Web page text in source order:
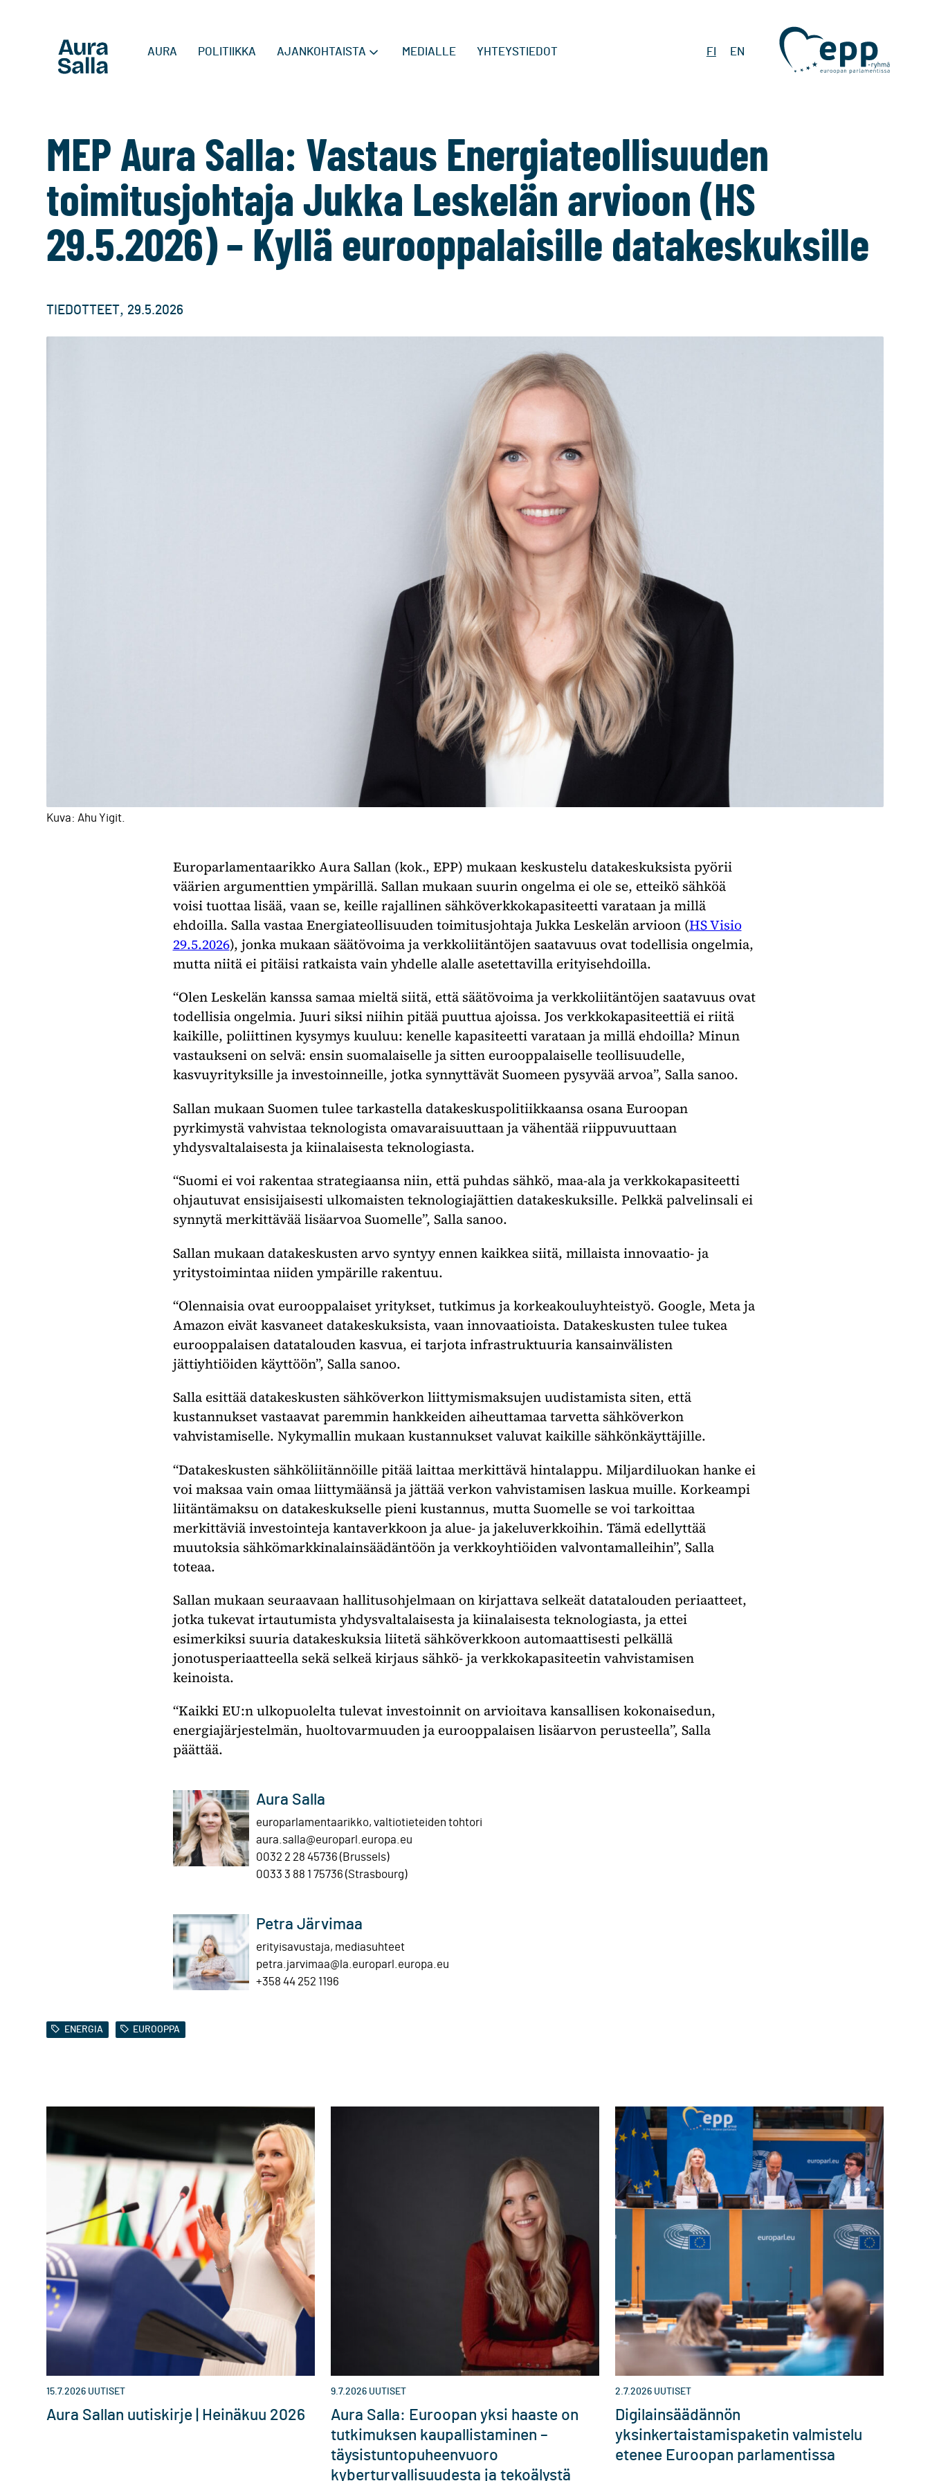
AURA POLITIIKKA AJANKOHTAISTA MEDIALLE YHTEYSTIEDOT FI EN
MEP Aura Salla: Vastaus Energiateollisuuden
toimitusjohtaja Jukka Leskelän arvioon (HS
29.5.2026) – Kyllä eurooppalaisille datakeskuksille
TIEDOTTEET , 29.5.2026
Kuva: Ahu Yigit.
Europarlamentaarikko Aura Sallan (kok., EPP) mukaan keskustelu datakeskuksista pyörii
väärien argumenttien ympärillä. Sallan mukaan suurin ongelma ei ole se, etteikö sähköä
voisi tuottaa lisää, vaan se, keille rajallinen sähköverkkokapasiteetti varataan ja millä
ehdoilla. Salla vastaa Energiateollisuuden toimitusjohtaja Jukka Leskelän arvioon (HS Visio
29.5.2026), jonka mukaan säätövoima ja verkkoliitäntöjen saatavuus ovat todellisia ongelmia,
mutta niitä ei pitäisi ratkaista vain yhdelle alalle asetettavilla erityisehdoilla.
“Olen Leskelän kanssa samaa mieltä siitä, että säätövoima ja verkkoliitäntöjen saatavuus ovat
todellisia ongelmia. Juuri siksi niihin pitää puuttua ajoissa. Jos verkkokapasiteettiä ei riitä
kaikille, poliittinen kysymys kuuluu: kenelle kapasiteetti varataan ja millä ehdoilla? Minun
vastaukseni on selvä: ensin suomalaiselle ja sitten eurooppalaiselle teollisuudelle,
kasvuyrityksille ja investoinneille, jotka synnyttävät Suomeen pysyvää arvoa”, Salla sanoo.
Sallan mukaan Suomen tulee tarkastella datakeskuspolitiikkaansa osana Euroopan
pyrkimystä vahvistaa teknologista omavaraisuuttaan ja vähentää riippuvuuttaan
yhdysvaltalaisesta ja kiinalaisesta teknologiasta.
“Suomi ei voi rakentaa strategiaansa niin, että puhdas sähkö, maa-ala ja verkkokapasiteetti
ohjautuvat ensisijaisesti ulkomaisten teknologiajättien datakeskuksille. Pelkkä palvelinsali ei
synnytä merkittävää lisäarvoa Suomelle”, Salla sanoo.
Sallan mukaan datakeskusten arvo syntyy ennen kaikkea siitä, millaista innovaatio- ja
yritystoimintaa niiden ympärille rakentuu.
“Olennaisia ovat eurooppalaiset yritykset, tutkimus ja korkeakouluyhteistyö. Google, Meta ja
Amazon eivät kasvaneet datakeskuksista, vaan innovaatioista. Datakeskusten tulee tukea
eurooppalaisen datatalouden kasvua, ei tarjota infrastruktuuria kansainvälisten
jättiyhtiöiden käyttöön”, Salla sanoo.
Salla esittää datakeskusten sähköverkon liittymismaksujen uudistamista siten, että
kustannukset vastaavat paremmin hankkeiden aiheuttamaa tarvetta sähköverkon
vahvistamiselle. Nykymallin mukaan kustannukset valuvat kaikille sähkönkäyttäjille.
“Datakeskusten sähköliitännöille pitää laittaa merkittävä hintalappu. Miljardiluokan hanke ei
voi maksaa vain omaa liittymäänsä ja jättää verkon vahvistamisen laskua muille. Korkeampi
liitäntämaksu on datakeskukselle pieni kustannus, mutta Suomelle se voi tarkoittaa
merkittäviä investointeja kantaverkkoon ja alue- ja jakeluverkkoihin. Tämä edellyttää
muutoksia sähkömarkkinalainsäädäntöön ja verkkoyhtiöiden valvontamalleihin”, Salla
toteaa.
Sallan mukaan seuraavaan hallitusohjelmaan on kirjattava selkeät datatalouden periaatteet,
jotka tukevat irtautumista yhdysvaltalaisesta ja kiinalaisesta teknologiasta, ja ettei
esimerkiksi suuria datakeskuksia liitetä sähköverkkoon automaattisesti pelkällä
jonotusperiaatteella sekä selkeä kirjaus sähkö- ja verkkokapasiteetin vahvistamisen
keinoista.
“Kaikki EU:n ulkopuolelta tulevat investoinnit on arvioitava kansallisen kokonaisedun,
energiajärjestelmän, huoltovarmuuden ja eurooppalaisen lisäarvon perusteella”, Salla
päättää.
Aura Salla
europarlamentaarikko, valtiotieteiden tohtori
aura.salla@europarl.europa.eu
0032 2 28 45736 (Brussels)
0033 3 88 1 75736 (Strasbourg)
Petra Järvimaa
erityisavustaja, mediasuhteet
petra.jarvimaa@la.europarl.europa.eu
+358 44 252 1196
ENERGIA EUROOPPA
15.7.2026 UUTISET
Aura Sallan uutiskirje | Heinäkuu 2026
9.7.2026 UUTISET
Aura Salla: Euroopan yksi haaste on
tutkimuksen kaupallistaminen –
täysistuntopuheenvuoro
kyberturvallisuudesta ja tekoälystä
2.7.2026 UUTISET
Digilainsäädännön
yksinkertaistamispaketin valmistelu
etenee Euroopan parlamentissa